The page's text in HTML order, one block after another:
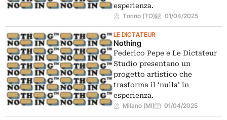
esperienza.
Torino (TO) 01/04/2025
LE DICTATEUR
Nothing
Federico Pepe e Le Dictateur
Studio presentano un
progetto artistico che
trasforma il ‘nulla’ in
esperienza.
Milano (MI) 01/04/2025